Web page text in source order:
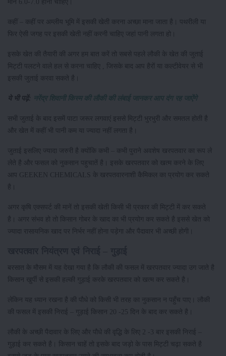
कहीं – कहीं पर अम्लीय भूमि में इसकी खेती करना अच्छा माना जाता है। पथरीली या
फिर ऐसी जगह पर इसकी खेती नहीं करनी चाहिए जहां पानी लगता हो।
इसके खेत की तैयारी की अगर हम बात करें तो सबसे पहले लौकी के खेत की जुताई
मिट्टी पलटने वाले हल से करना चाहिए , जिसके बाद आप हैरों या कल्टीवेयर से भी
इसकी जुताई करवा सकते है।
ये भी पढ़ें: नरेंद्र शिवानी किस्म की लौकी की लंबाई जानकर आप दंग रह जाऐंगे
सभी जुताई के बाद इसमें पाटा जरूर लगवाएं इससे मिट्टी भुरभुरी और समतल होती है
और खेत में कहीं भी पानी कम या ज्यादा नहीं लगता है।
जुताई इसलिए ज्यादा जरुरी है क्योंकि कभी – कभी पुराने अवशेष खरपतवार का रूप ले
लेते है और फसल को नुकसान पहुचातें है। इसके खरपतवार को खत्म करने के लिए
आप GEEKEN CHEMICALS के खरपतवारनाशी कैमिकल का प्रयोग कर सकते
है।
अगर कृषि एक्सपर्ट की मानें तो इसकी खेती किसी भी प्रकार की मिट्टी में कर सकते
है। अगर संभव हो तो किसान गोबर के खाद का भी प्रयोग कर सकते है इससे खेत को
ज्यादा रासायनिक खाद पर निर्भर नहीं होना पड़ेगा और पैदावार भी अच्छी होगी।
बरसात के मौसम में यह देखा गया है कि लौकी की फसल में खरपतवार ज्यादा उग जाते है
किसान खुर्पी से इसकी हल्की गुड़ाई करके खरपतवार को खत्म कर सकते है।
लेकिन यह ध्यान रखना है की पौधे को किसी भी तरह का नुकसान न पहुँच पाए। लौकी
की फसल में इसकी निराई – गुड़ाई किसान 20 -25 दिन के बाद कर सकते है।
लौकी के अच्छी पैदावार के लिए और पौधे की वृद्धि के लिए 2 -3 बार इसकी निराई –
गुड़ाई कर सकते है। किसान चाहें तो इसके बाद जड़ो के पास मिट्टी चढ़ा सकते है